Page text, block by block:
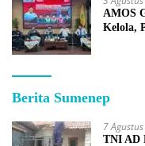
AMOS
Kelola,
Berita Sumenep
7
TNI AD